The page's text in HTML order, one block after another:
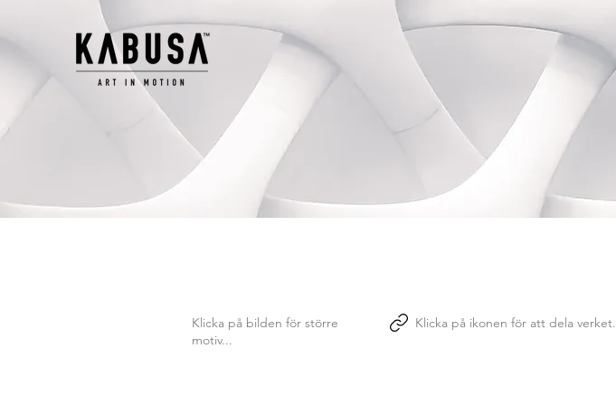
Klicka på bilden för större
motiv...
Klicka på ikonen för att dela verket.